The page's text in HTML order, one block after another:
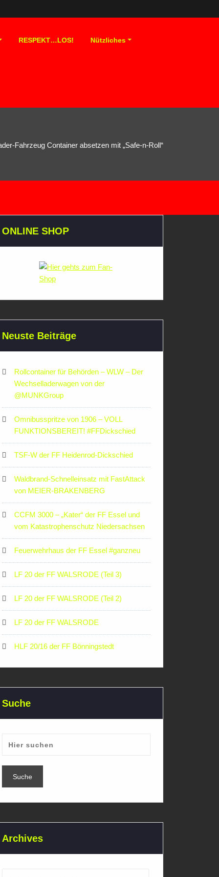
RESPEKT…LOS! Nützliches
Fahrzeug Container absetzen mit „Safe-n-Roll“
ONLINE SHOP
Neuste Beiträge
Rollcontainer für Behörden – WLW – Der
Wechselladerwagen von der
‪@MUNKGroup‬
Omnibusspritze von 1906 – VOLL
FUNKTIONSBEREIT! #FFDickschied
TSF-W der FF Heidenrod-Dickschied
Waldbrand-Schnelleinsatz mit FastAttack
von MEIER-BRAKENBERG
CCFM 3000 – „Kater“ der FF Essel und
vom Katastrophenschutz Niedersachsen
Feuerwehrhaus der FF Essel #ganzneu
LF 20 der FF WALSRODE (Teil 3)
LF 20 der FF WALSRODE (Teil 2)
LF 20 der FF WALSRODE
HLF 20/16 der FF Bönningstedt
Suche
Archives